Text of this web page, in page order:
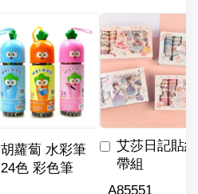
胡蘿蔔 水彩筆
24色 彩色筆
艾莎日記貼
帶組